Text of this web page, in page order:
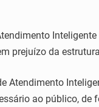
prejuízo da
Atendimento
ao público,